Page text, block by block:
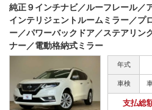
純正９インチナビ／ルーフレール／
インテリジェントルームミラー／プ
ー／パワーバックドア／ステアリン
ナー／電動格納式ミラー
年式
車検
支払総